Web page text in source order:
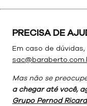
PRECISA DE
Em caso de
Mas não se
a chegar até você,
Grupo Pernod Ricard